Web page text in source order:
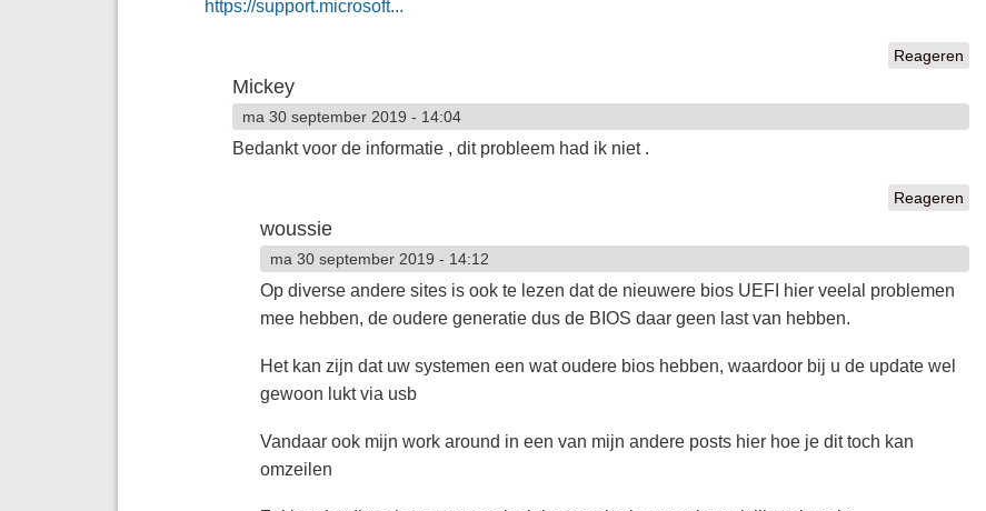
https://support.microsoft...
Reageren
Mickey
ma 30 september 2019 - 14:04
Bedankt voor de informatie , dit probleem had ik niet .
Reageren
woussie
ma 30 september 2019 - 14:12
Op diverse andere sites is ook te lezen dat de nieuwere bios UEFI hier veelal problemen
mee hebben, de oudere generatie dus de BIOS daar geen last van hebben.
Het kan zijn dat uw systemen een wat oudere bios hebben, waardoor bij u de update wel
gewoon lukt via usb
Vandaar ook mijn work around in een van mijn andere posts hier hoe je dit toch kan
omzeilen